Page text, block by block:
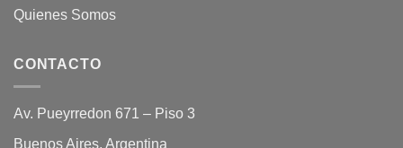
Quienes Somos
CONTACTO
Av. Pueyrredon 671 – Piso 3
Buenos Aires, Argentina